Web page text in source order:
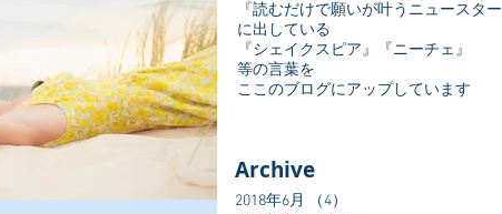
『読むだけで願いが叶うニュースター
に出している
『シェイクスピア』『ニーチェ』
等の言葉を
ここのブログにアップしています
Archive
2018年6月 （4）